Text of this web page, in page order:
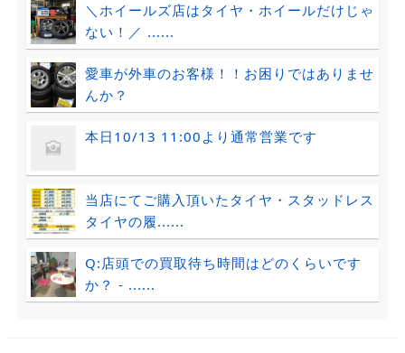
＼ホイールズ店はタイヤ・ホイールだけじゃ
ない！／ ......
愛車が外車のお客様！！お困りではありませ
んか？
本日10/13 11:00より通常営業です
当店にてご購入頂いたタイヤ・スタッドレス
タイヤの履......
Q:店頭での買取待ち時間はどのくらいです
か？ - ......